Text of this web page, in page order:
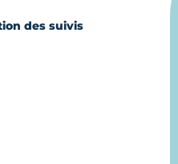
des suivis